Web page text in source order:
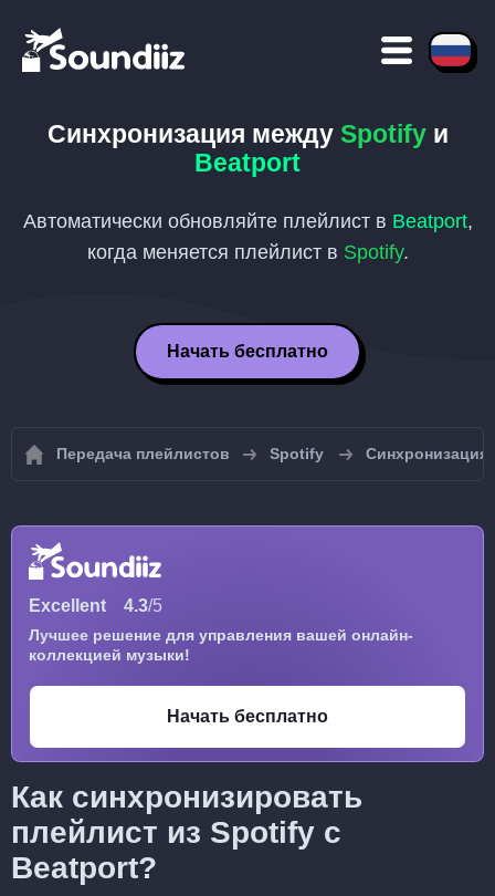
Синхронизация между Spotifyи
Beatport
Автоматически обновляйте плейлист в Beatport,
когда меняется плейлист в Spotify.
Начать бесплатно
Передача плейлистов Spotify Синхронизация
Excellent 4.3/5
Лучшее решение для управления вашей онлайн-
коллекцией музыки!
Начать бесплатно
Как синхронизировать
плейлист из Spotify с
Beatport?